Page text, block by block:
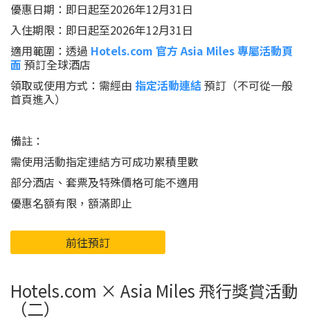
優惠日期：即日起至2026年12月31日
入住期限：即日起至2026年12月31日
適用範圍：透過 Hotels.com 官方 Asia Miles 專屬活動頁
面 預訂全球酒店
領取或使用方式：需經由 指定活動連結預訂（不可從一般
首頁進入）
備註：
需使用活動指定連結方可成功累積里數
部分酒店、套票及特殊價格可能不適用
優惠名額有限，額滿即止
前往預訂
Hotels.com × Asia Miles 飛行獎賞活動
（二）